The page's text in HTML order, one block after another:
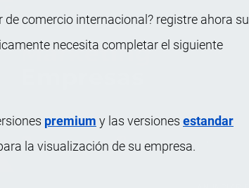
de comercio internacional? registre ahora su
necesita completar el siguiente
premium y las versiones estandar
la visualización de su empresa.